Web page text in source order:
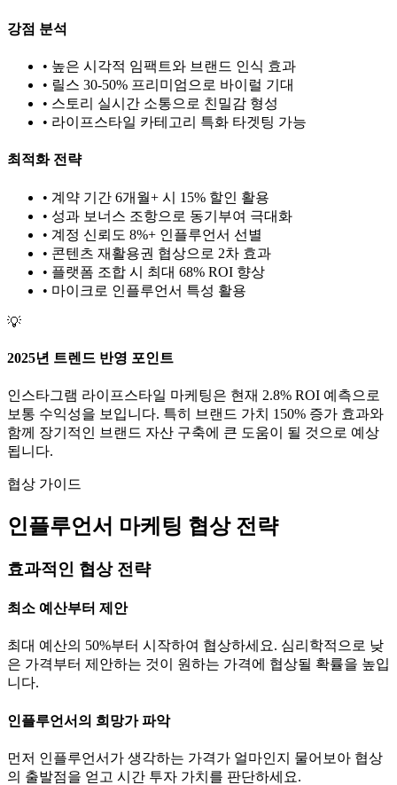
강점 분석
• 높은 시각적 임팩트와 브랜드 인식 효과
• 릴스 30-50% 프리미엄으로 바이럴 기대
• 스토리 실시간 소통으로 친밀감 형성
• 라이프스타일 카테고리 특화 타겟팅 가능
최적화 전략
• 계약 기간 6개월+ 시 15% 할인 활용
• 성과 보너스 조항으로 동기부여 극대화
• 계정 신뢰도 8%+ 인플루언서 선별
• 콘텐츠 재활용권 협상으로 2차 효과
• 플랫폼 조합 시 최대 68% ROI 향상
• 마이크로 인플루언서 특성 활용
💡
2025년 트렌드 반영 포인트
인스타그램 라이프스타일 마케팅은 현재 2.8% ROI 예측으로
보통 수익성을 보입니다. 특히 브랜드 가치 150% 증가 효과와
함께 장기적인 브랜드 자산 구축에 큰 도움이 될 것으로 예상
됩니다.
협상 가이드
인플루언서 마케팅 협상 전략
효과적인 협상 전략
최소 예산부터 제안
최대 예산의 50%부터 시작하여 협상하세요. 심리학적으로 낮
은 가격부터 제안하는 것이 원하는 가격에 협상될 확률을 높입
니다.
인플루언서의 희망가 파악
먼저 인플루언서가 생각하는 가격가 얼마인지 물어보아 협상
의 출발점을 얻고 시간 투자 가치를 판단하세요.